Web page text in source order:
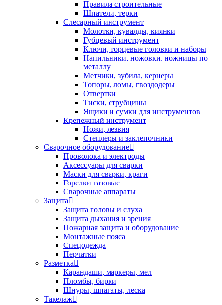
Правила строительные
Шпатели, терки
Слесарный инструмент
Молотки, кувалды, киянки
Губцевый инструмент
Ключи, торцевые головки и наборы
Напильники, ножовки, ножницы по
металлу
Метчики, зубила, кернеры
Топоры, ломы, гвоздодеры
Отвертки
Тиски, струбцины
Ящики и сумки для инструментов
Крепежный инструмент
Ножи, лезвия
Степлеры и заклепочники
Сварочное оборудование
Проволока и электроды
Аксессуары для сварки
Маски для сварки, краги
Горелки газовые
Сварочные аппараты
Защита
Защита головы и слуха
Защита дыхания и зрения
Пожарная защита и оборудование
Монтажные пояса
Спецодежда
Перчатки
Разметка
Карандаши, маркеры, мел
Пломбы, бирки
Шнуры, шпагаты, леска
Такелаж